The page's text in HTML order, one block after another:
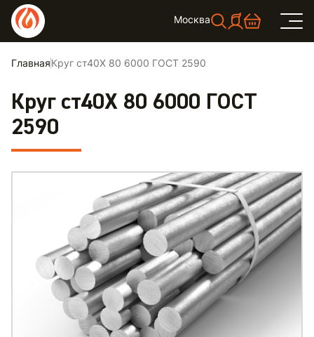
Москва
ГлавнаяКруг ст40Х 80 6000 ГОСТ 2590
Круг ст40Х 80 6000 ГОСТ
2590